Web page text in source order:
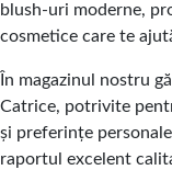
blush-uri moderne,
cosmetice care te
În magazinul nostru
Catrice, potrivite
și preferințe
raportul excelent